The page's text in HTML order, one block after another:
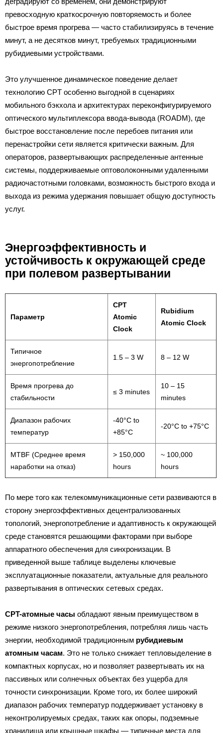
превосходную краткосрочную повторяемость и более
быстрое время прогрева — часто стабилизируясь в течение
минут, а не десятков минут, требуемых традиционными
рубидиевыми устройствами.
Это улучшенное динамическое поведение делает
технологию CPT особенно выгодной в сценариях
мобильного бэкхола и архитектурах переконфигурируемого
оптического мультиплексора ввода-вывода (ROADM), где
быстрое восстановление после перебоев питания или
перенастройки сети является критически важным. Для
операторов, развертывающих распределенные антенные
системы, поддерживаемые оптоволоконными удаленными
радиочастотными головками, возможность быстрого входа и
выхода из режима удержания повышает общую доступность
услуг.
Энергоэффективность и
устойчивость к окружающей среде
при полевом развертывании
Параметр
CPT
Atomic
Clock
Rubidium
Atomic Clock
Типичное
энергопотребление
1.5 – 3 W 8 – 12 W
Время прогрева до
стабильности
≤ 3 minutes
10 – 15
minutes
Диапазон рабочих
температур
-40°C to
+85°C
-20°C to +75°C
MTBF (Среднее время
наработки на отказ)
> 150,000
hours
~ 100,000
hours
По мере того как телекоммуникационные сети развиваются в
сторону энергоэффективных децентрализованных
топологий, энергопотребление и адаптивность к окружающей
среде становятся решающими факторами при выборе
аппаратного обеспечения для синхронизации. В
приведенной выше таблице выделены ключевые
эксплуатационные показатели, актуальные для реального
развертывания в оптических сетевых средах.
CPT-атомные часы обладают явным преимуществом в
режиме низкого энергопотребления, потребляя лишь часть
энергии, необходимой традиционным рубидиевым
атомным часам. Это не только снижает тепловыделение в
компактных корпусах, но и позволяет развертывать их на
пассивных или солнечных объектах без ущерба для
точности синхронизации. Кроме того, их более широкий
диапазон рабочих температур поддерживает установку в
неконтролируемых средах, таких как опоры, подземные
хранилища или крышные шкафы — типичные места для